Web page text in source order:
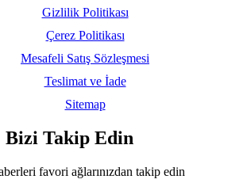
Gizlilik Politikası
Çerez Politikası
Mesafeli Satış Sözleşmesi
Teslimat ve İade
Sitemap
Bizi Takip Edin
favori ağlarınızdan takip edin